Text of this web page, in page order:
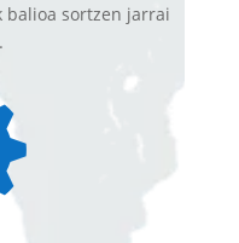
balioa sortzen jarrai